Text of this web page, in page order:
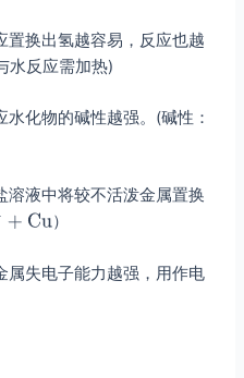
置换出氢越容易，反应也越
水反应需加热)
化物的碱性越强。(碱性：
溶液中将较不活泼金属置换
）
属失电子能力越强，用作电